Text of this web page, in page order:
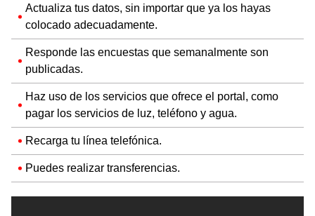
Actualiza tus datos, sin importar que ya los hayas
colocado adecuadamente.
Responde las encuestas que semanalmente son
publicadas.
Haz uso de los servicios que ofrece el portal, como
pagar los servicios de luz, teléfono y agua.
Recarga tu línea telefónica.
Puedes realizar transferencias.